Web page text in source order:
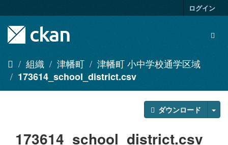
キ
ログイン
組織 津幡町
津幡町 小中学校通学区域
173614_school_district.csv
ダウンロード
173614_school_district.csv